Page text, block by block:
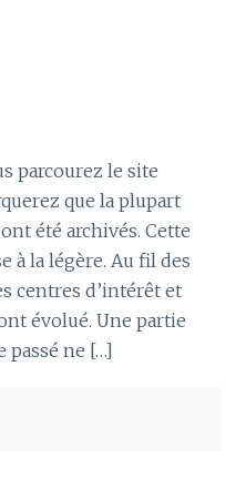
parcourez le site
que la plupart
été archivés. Cette
à la légère. Au fil des
centres d’intérêt et
évolué. Une partie
passé ne […]